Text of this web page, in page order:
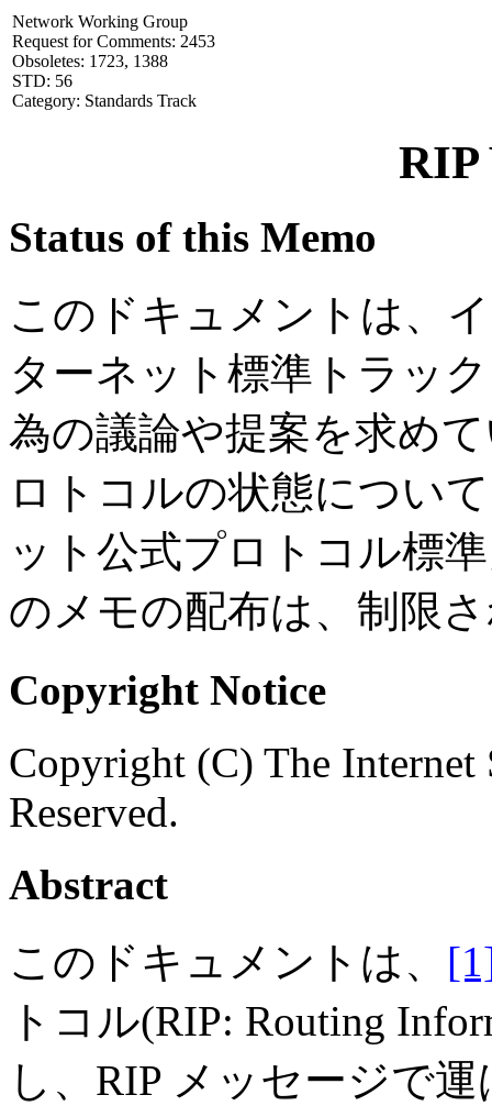
Network Working Group
Request for Comments: 2453
Obsoletes: 1723, 1388
STD: 56
Category: Standards Track
RIP
Status of this Memo
このドキュメントは、
ターネット標準トラッ
為の議論や提案を求め
ロトコルの状態につい
ット公式プロトコル標
のメモの配布は、制限
Copyright Notice
Copyright (C) The
Reserved.
Abstract
このドキュメントは、
トコル(RIP: Routing
し、RIP メッセージで